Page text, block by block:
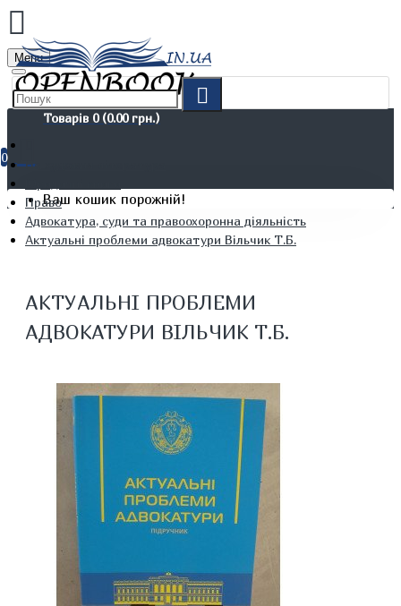
Menu
Товарів 0 (0.00 грн.)
0
Ваш кошик порожній!
Не художня література
Право
Адвокатура, суди та правоохоронна діяльність
Актуальні проблеми адвокатури Вільчик Т.Б.
АКТУАЛЬНІ ПРОБЛЕМИ
АДВОКАТУРИ ВІЛЬЧИК Т.Б.